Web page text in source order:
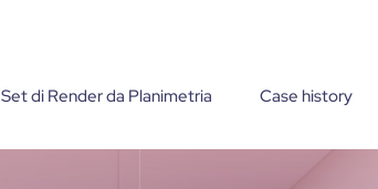
Set di Render da Planimetria Case history